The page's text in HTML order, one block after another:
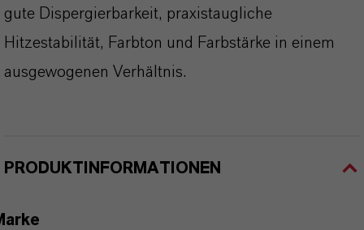
gute Dispergierbarkeit, praxistaugliche
Hitzestabilität, Farbton und Farbstärke in einem
ausgewogenen Verhältnis.
PRODUKTINFORMATIONEN